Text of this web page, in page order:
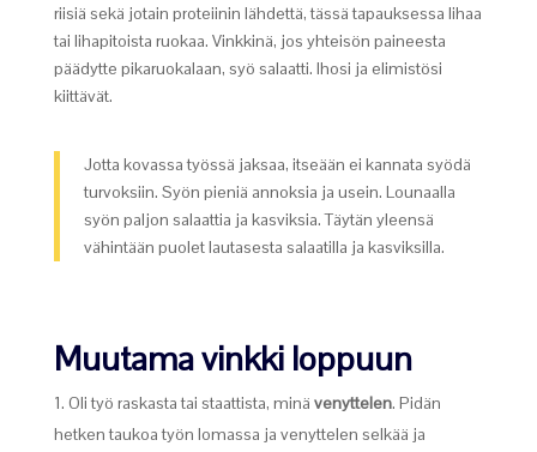
riisiä sekä jotain proteiinin lähdettä, tässä tapauksessa lihaa
tai lihapitoista ruokaa. Vinkkinä, jos yhteisön paineesta
päädytte pikaruokalaan, syö salaatti. Ihosi ja elimistösi
kiittävät.
Jotta kovassa työssä jaksaa, itseään ei kannata syödä
turvoksiin. Syön pieniä annoksia ja usein. Lounaalla
syön paljon salaattia ja kasviksia. Täytän yleensä
vähintään puolet lautasesta salaatilla ja kasviksilla.
Muutama vinkki loppuun
Oli työ raskasta tai staattista, minä venyttelen. Pidän
hetken taukoa työn lomassa ja venyttelen selkää ja